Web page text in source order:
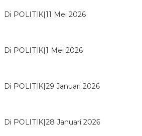
Di POLITIK 11 Mei 2026
Di POLITIK 1 Mei 2026
Di POLITIK 29 Januari 2026
Di POLITIK 28 Januari 2026